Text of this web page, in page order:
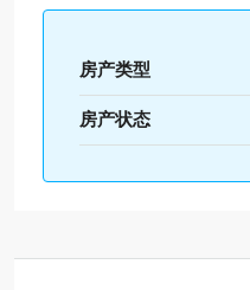
房产类型
房产状态